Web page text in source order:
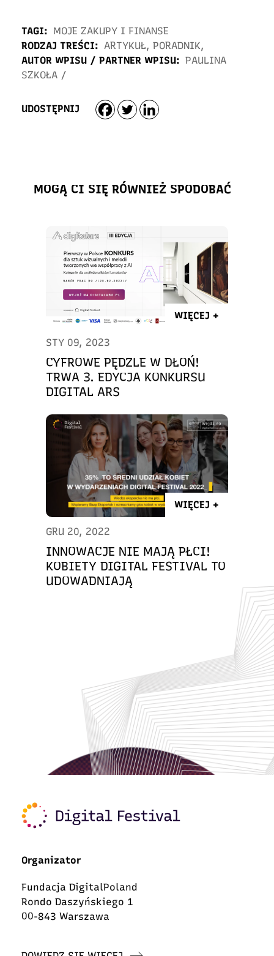
TAGI: MOJE ZAKUPY I FINANSE
RODZAJ TREŚCI: ARTYKUŁ, PORADNIK,
AUTOR WPISU / PARTNER WPISU: PAULINA
SZKOŁA /
UDOSTĘPNIJ
MOGĄ CI SIĘ RÓWNIEŻ SPODOBAĆ
WIĘCEJ +
STY 09, 2023
CYFROWE PĘDZLE W DŁOŃ!
TRWA 3. EDYCJA KONKURSU
DIGITAL ARS
WIĘCEJ +
GRU 20, 2022
INNOWACJE NIE MAJĄ PŁCI!
KOBIETY DIGITAL FESTIVAL TO
UDOWADNIAJĄ
Organizator
Fundacja DigitalPoland
Rondo Daszyńskiego 1
00-843 Warszawa